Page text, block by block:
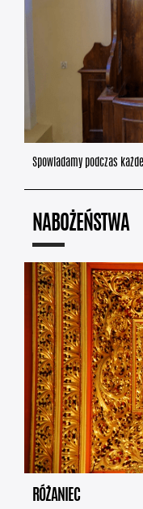
Spowiadamy podczas
NABOŻEŃSTWA
RÓŻANIEC